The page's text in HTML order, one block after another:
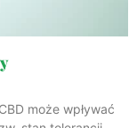
może wpływać